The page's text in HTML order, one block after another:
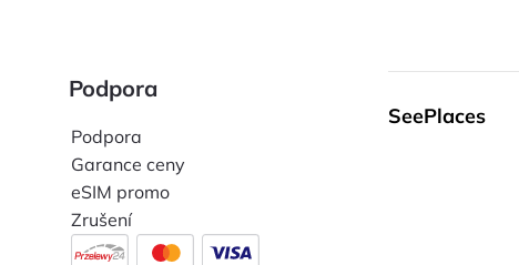
Podpora
Podpora
Garance ceny
eSIM promo
Zrušení
SeePlaces